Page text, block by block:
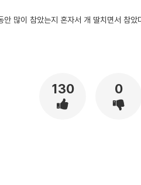
많이 참았는지 혼자서 개 딸치면서 참았
130 0